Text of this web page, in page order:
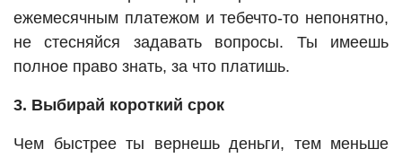
ежемесячным платежом и тебечто-то непонятно,
не стесняйся задавать вопросы. Ты имеешь
полное право знать, за что платишь.
3. Выбирай короткий срок
Чем быстрее ты вернешь деньги, тем меньше